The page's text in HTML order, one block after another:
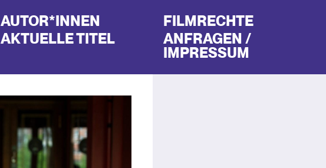
AUTOR*INNEN
AKTUELLE TITEL
FILMRECHTE
ANFRAGEN /
IMPRESSUM